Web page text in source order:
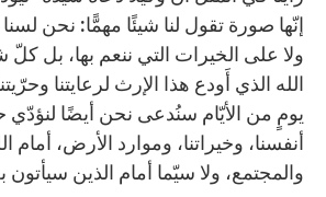
إنّها صورة تقول لنا شيئًا مهمًّا: نحن لسنا
ولا على الخيرات التي ننعم بها، بل
الله الذي أَودع هذا الإرث لرعايتنا
يومٍ من الأيّام سنُدعى نحن أيضًا لنؤدّي
أنفسنا، وخيراتنا، وموارد الأرض، أمام
والمجتمع، ولا سيّما أمام الذين سيأتون